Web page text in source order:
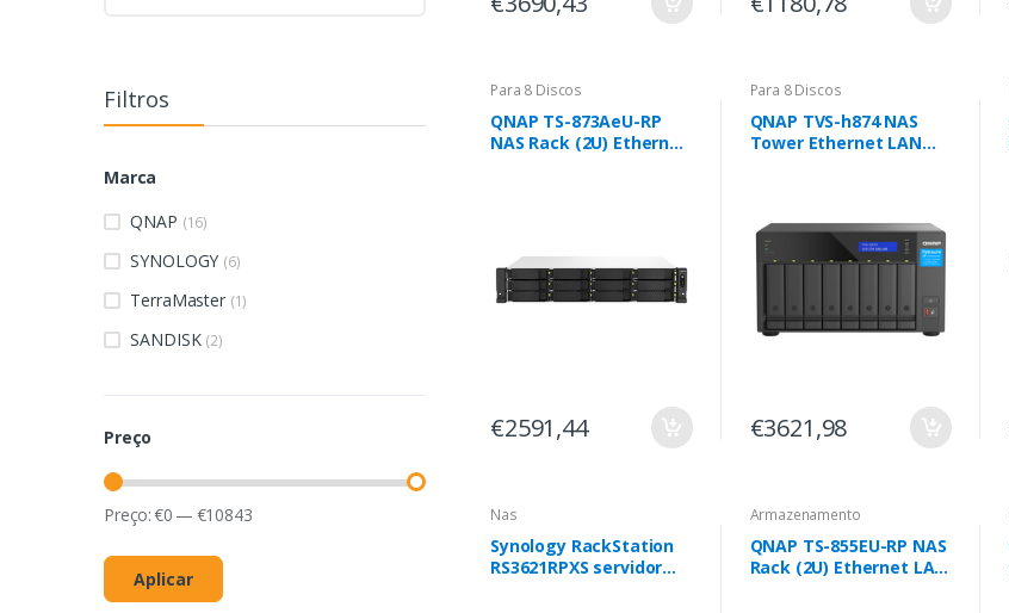
Filtros
Marca
QNAP (16)
SYNOLOGY (6)
TerraMaster (1)
SANDISK (2)
Preço
Preço:€0 — €10843
Aplicar
Para 8 Discos
QNAP TS-873AeU-RP
NAS Rack (2U) Ethernet
€2591,44
Para 8 Discos
QNAP TVS-h874 NAS
Tower Ethernet LAN
€3621,98
Nas
Synology RackStation
RS3621RPXS servidor
Armazenamento
QNAP TS-855EU-RP NAS
Rack (2U) Ethernet LAN